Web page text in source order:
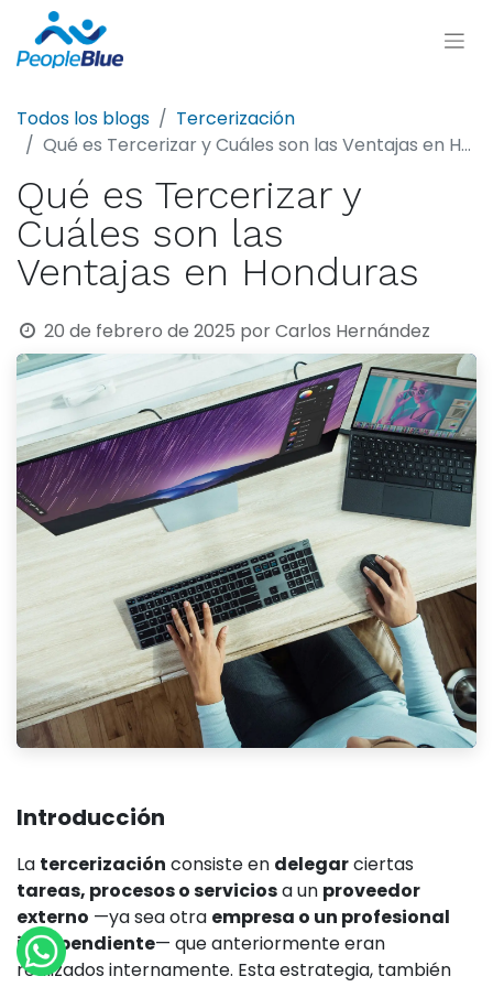
Todos los blogs
Tercerización
Qué es Tercerizar y Cuáles son las Ventajas en Honduras
Qué es Tercerizar y
Cuáles son las
Ventajas en Honduras
20 de febrero de 2025 porCarlos Hernández
Introducción
La tercerización consiste en delegarciertas
tareas, procesos o serviciosa un proveedor
externo —ya sea otra empresa o un profesional
independiente— que anteriormente eran
realizados internamente. Esta estrategia, también